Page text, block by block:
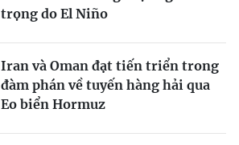
trọng do El Niño
Iran và Oman đạt tiến triển trong
đàm phán về tuyến hàng hải qua
Eo biển Hormuz